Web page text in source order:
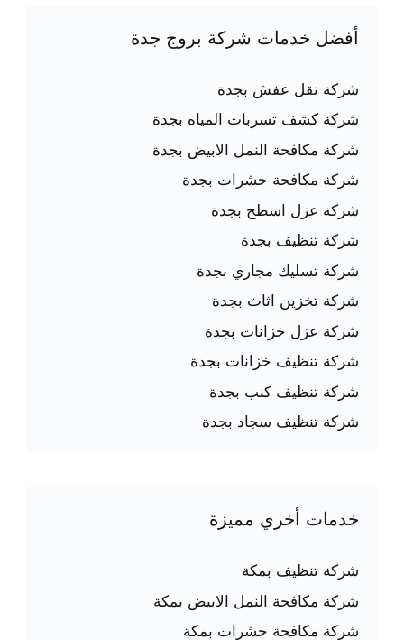
أفضل خدمات شركة بروج جدة
شركة نقل عفش بجدة
شركة كشف تسربات المياه بجدة
شركة مكافحة النمل الابيض بجدة
شركة مكافحة حشرات بجدة
شركة عزل اسطح بجدة
شركة تنظيف بجدة
شركة تسليك مجاري بجدة
شركة تخزين اثاث بجدة
شركة عزل خزانات بجدة
شركة تنظيف خزانات بجدة
شركة تنظيف كنب بجدة
شركة تنظيف سجاد بجدة
خدمات أخري مميزة
شركة تنظيف بمكة
شركة مكافحة النمل الابيض بمكة
شركة مكافحة حشرات بمكة